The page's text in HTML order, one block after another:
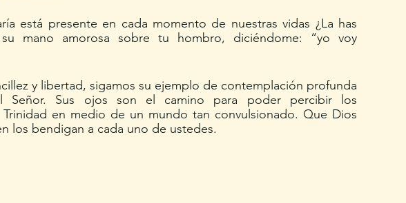
mano amorosa sobre tu hombro, diciéndome: “yo voy
Señor. Sus ojos son el camino para poder percibir los
en medio de un mundo tan convulsionado. Que Dios
los bendigan a cada uno de ustedes.